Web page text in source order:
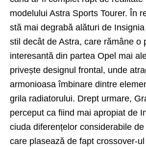
modelului Astra Sports Tourer. În
stă mai degrabă alături de
stil decât de Astra, care rămâne o
interesantă din partea Opel mai
privește designul frontal, unde
armonioasa îmbinare dintre
grila radiatorului. Drept urmare,
perceput ca fiind mai apropiat de
ciuda diferențelor considerabile
care plasează de fapt crossover-